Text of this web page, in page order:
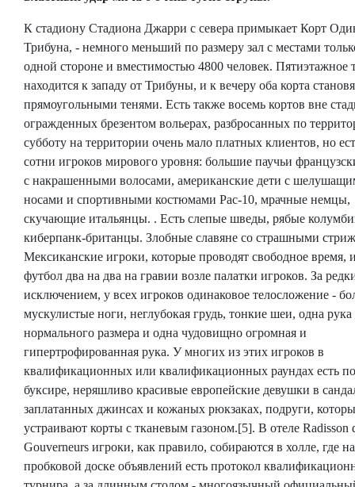
К стадиону Стадиона Джарри с севера примыкает Корт
Трибуна, - немного меньший по размеру зал с местами
одной стороне и вместимостью 4800 человек. Пятиэтажное
находится к западу от Трибуны, и к вечеру оба корта
прямоугольными тенями. Есть также восемь кортов вне
огражденных брезентом вольерах, разбросанных по
субботу на территории очень мало платных клиентов, но
сотни игроков мирового уровня: большие паучьи
с накрашенными волосами, американские дети с
носами и спортивными костюмами Pac-10, мрачные немцы,
скучающие итальянцы. . Есть слепые шведы, рябые
киберпанк-британцы. Злобные славяне со страшными
Мексиканские игроки, которые проводят свободное время,
футбол два на два на гравии возле палатки игроков. За
исключением, у всех игроков одинаковое телосложение -
мускулистые ноги, неглубокая грудь, тонкие шеи, одна рука
нормального размера и одна чудовищно огромная и
гипертрофированная рука. У многих из этих игроков в
квалификационных или квалификационных раундах есть
буксире, неряшливо красивые европейские девушки в
заплатанных джинсах и кожаных рюкзаках, подруги,
устраивают корты с тканевым газоном.[5]. В отеле Radisson
Gouverneurs игроки, как правило, собираются в холле, где на
пробковой доске объявлений есть протокол